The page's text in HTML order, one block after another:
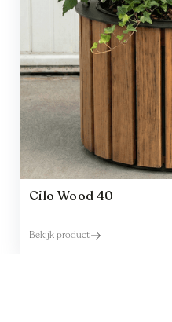
Cilo Wood 40
Bekijk product